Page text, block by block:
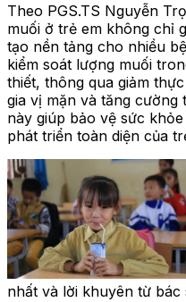
Theo PGS.TS Nguyễn
muối ở trẻ em không chỉ
tạo nền tảng cho nhiều
kiểm soát lượng muối
thiết, thông qua giảm
gia vị mặn và tăng
này giúp bảo vệ sức
phát triển toàn diện của
nhất và lời khuyên từ bác